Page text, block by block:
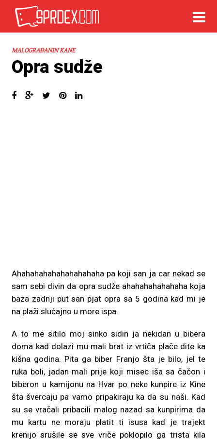
MALOGRAĐANIN KANE
Opra sudže
Ahahahahahahahahahaha pa koji san ja car nekad se
sam sebi divin da opra sudže ahahahahahahaha koja
baza zadnji put san pjat opra sa 5 godina kad mi je
na plaži slućajno u more ispa.
A to me sitilo moj sinko sidin ja nekidan u bibera
doma kad dolazi mu mali brat iz vrtiča plače dite ka
kišna godina. Pita ga biber Franjo šta je bilo, jel te
ruka boli, jadan mali prije koji misec iša sa čačon i
biberon u kamijonu na Hvar po neke kunpire iz Kine
šta švercaju pa vamo pripakiraju ka da su naši. Kad
su se vračali pribacili malog nazad sa kunpirima da
mu kartu ne moraju platit ti isusa kad je trajekt
krenijo srušile se sve vriče poklopilo ga trista kila